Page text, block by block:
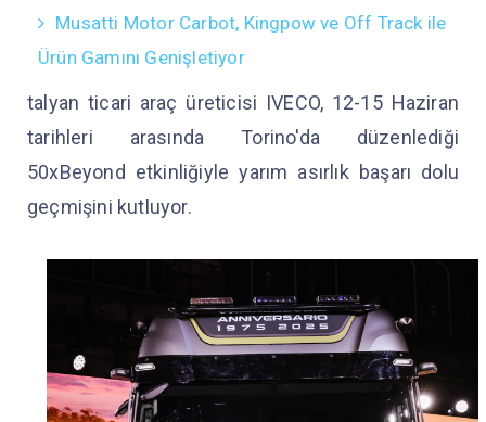
Musatti Motor Carbot, Kingpow ve Off Track ile
Ürün Gamını Genişletiyor
talyan ticari araç üreticisi IVECO, 12-15 Haziran
tarihleri arasında Torino'da düzenlediği
50xBeyond etkinliğiyle yarım asırlık başarı dolu
geçmişini kutluyor.